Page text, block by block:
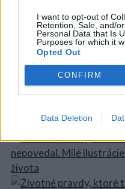
I want to opt-out of
Retention, Sale, and/
Personal Data that Is
Purposes for which it
Opted Out
CONFIRM
Data Deletion